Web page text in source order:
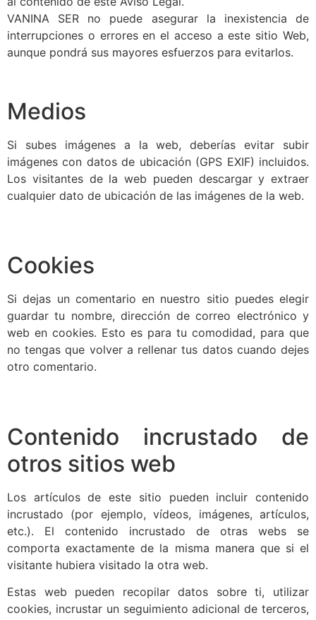
VANINA SER no puede asegurar la inexistencia de
interrupciones o errores en el acceso a este sitio Web,
aunque pondrá sus mayores esfuerzos para evitarlos.
Medios
Si subes imágenes a la web, deberías evitar subir
imágenes con datos de ubicación (GPS EXIF) incluidos.
Los visitantes de la web pueden descargar y extraer
cualquier dato de ubicación de las imágenes de la web.
Cookies
Si dejas un comentario en nuestro sitio puedes elegir
guardar tu nombre, dirección de correo electrónico y
web en cookies. Esto es para tu comodidad, para que
no tengas que volver a rellenar tus datos cuando dejes
otro comentario.
Contenido incrustado de
otros sitios web
Los artículos de este sitio pueden incluir contenido
incrustado (por ejemplo, vídeos, imágenes, artículos,
etc.). El contenido incrustado de otras webs se
comporta exactamente de la misma manera que si el
visitante hubiera visitado la otra web.
Estas web pueden recopilar datos sobre ti, utilizar
cookies, incrustar un seguimiento adicional de terceros,